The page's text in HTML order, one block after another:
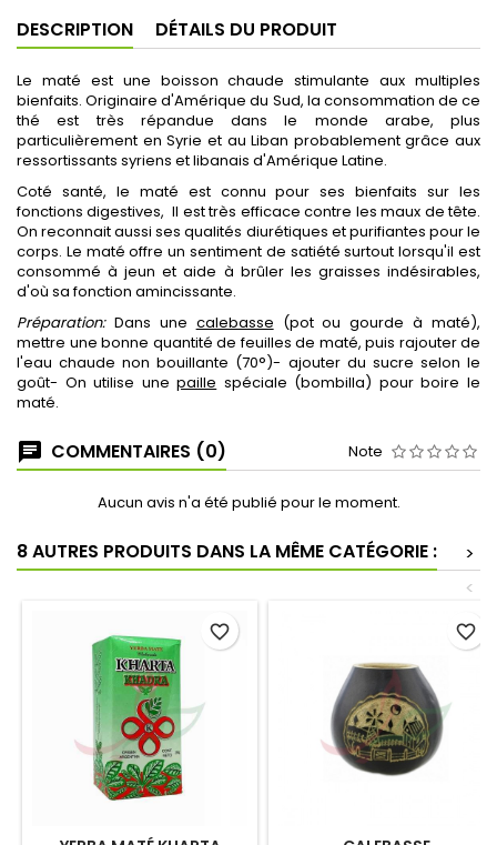
DESCRIPTION DÉTAILS DU PRODUIT
Le maté est une boisson chaude stimulante aux multiples
bienfaits. Originaire d'Amérique du Sud, la consommation de ce
thé est très répandue dans le monde arabe, plus
particulièrement en Syrie et au Liban probablement grâce aux
ressortissants syriens et libanais d'Amérique Latine.
Coté santé, le maté est connu pour ses bienfaits sur les
fonctions digestives, Il est très efficace contre les maux de tête.
On reconnait aussi ses qualités diurétiques et purifiantes pour le
corps. Le maté offre un sentiment de satiété surtout lorsqu'il est
consommé à jeun et aide à brûler les graisses indésirables,
d'où sa fonction amincissante.
Préparation:Dans une calebasse (pot ou gourde à maté),
mettre une bonne quantité de feuilles de maté, puis rajouter de
l'eau chaude non bouillante (70°)- ajouter du sucre selon le
goût- On utilise unepaille spéciale (bombilla) pour boire le
maté.
COMMENTAIRES (0) Note
Aucun avis n'a été publié pour le moment.
8 AUTRES PRODUITS DANS LA MÊME CATÉGORIE :
>
<
favorite_border favorite_border